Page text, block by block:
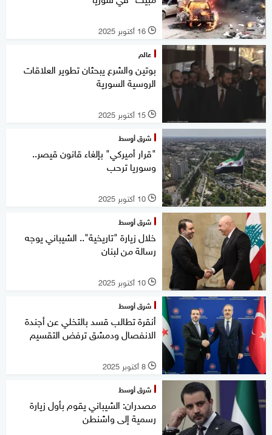
l 16 أكتوبر 2025
عالم
بوتين والشرع يبحثان تطوير العلاقات
الروسية السورية
l 15 أكتوبر 2025
شرق أوسط
"قرار أميركي" بإلغاء قانون قيصر..
وسوريا ترحب
l 10 أكتوبر 2025
شرق أوسط
خلال زيارة "تاريخية".. الشيباني يوجه
رسالة من لبنان
l 10 أكتوبر 2025
شرق أوسط
أنقرة تطالب قسد بالتخلي عن أجندة
الانفصال ودمشق ترفض التقسيم
l 8 أكتوبر 2025
شرق أوسط
مصدران: الشيباني يقوم بأول زيارة
رسمية إلى واشنطن